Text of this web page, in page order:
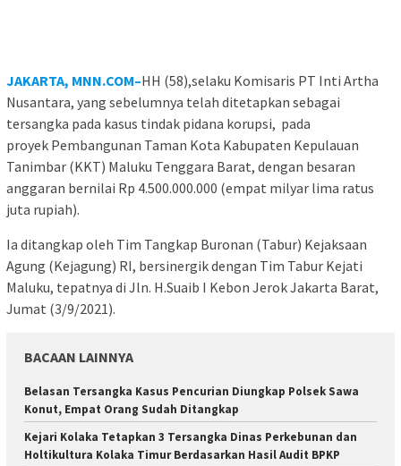
JAKARTA, MNN.COM–HH (58),selaku Komisaris PT Inti Artha
Nusantara, yang sebelumnya telah ditetapkan sebagai
tersangka pada kasus tindak pidana korupsi, pada
proyek Pembangunan Taman Kota Kabupaten Kepulauan
Tanimbar (KKT) Maluku Tenggara Barat, dengan besaran
anggaran bernilai Rp 4.500.000.000 (empat milyar lima ratus
juta rupiah).
Ia ditangkap oleh Tim Tangkap Buronan (Tabur) Kejaksaan
Agung (Kejagung) RI, bersinergik dengan Tim Tabur Kejati
Maluku, tepatnya di Jln. H.Suaib I Kebon Jerok Jakarta Barat,
Jumat (3/9/2021).
BACAAN LAINNYA
Belasan Tersangka Kasus Pencurian Diungkap Polsek Sawa
Konut, Empat Orang Sudah Ditangkap
Kejari Kolaka Tetapkan 3 Tersangka Dinas Perkebunan dan
Holtikultura Kolaka Timur Berdasarkan Hasil Audit BPKP